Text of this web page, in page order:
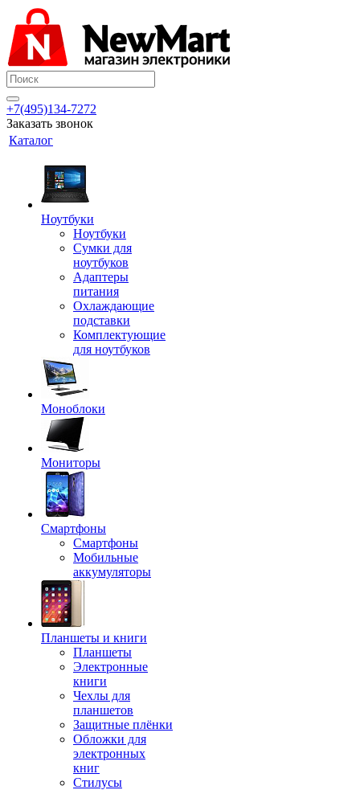
+7(495)134-7272
Заказать звонок
Каталог
Ноутбуки
Ноутбуки
Сумки для
ноутбуков
Адаптеры
питания
Охлаждающие
подставки
Комплектующие
для ноутбуков
Моноблоки
Мониторы
Смартфоны
Смартфоны
Мобильные
аккумуляторы
Планшеты и книги
Планшеты
Электронные
книги
Чехлы для
планшетов
Защитные плёнки
Обложки для
электронных
книг
Стилусы